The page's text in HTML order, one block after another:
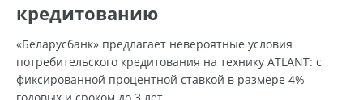
кредитованию
«Беларусбанк» предлагает невероятные условия
потребительского кредитования на технику ATLANT: с
фиксированной процентной ставкой в размере 4%